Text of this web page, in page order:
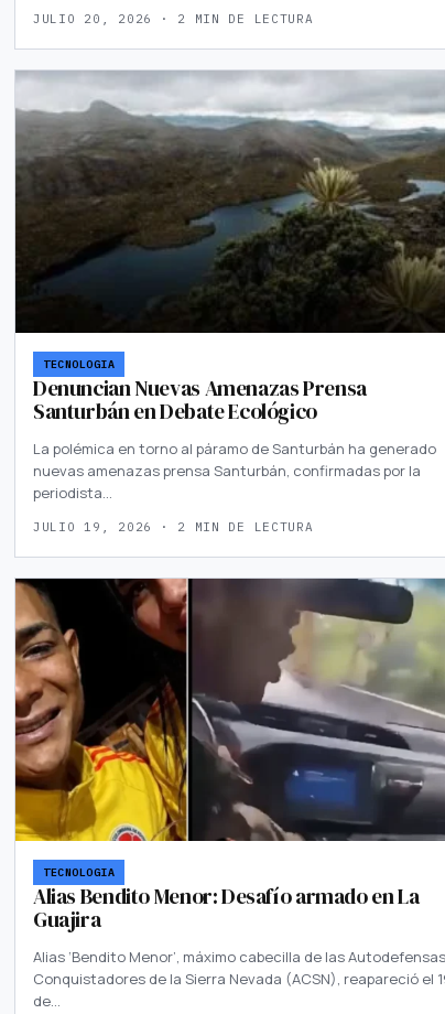
JULIO 20, 2026 · 2 MIN DE LECTURA
TECNOLOGIA
Denuncian Nuevas Amenazas Prensa
Santurbán en Debate Ecológico
La polémica en torno al páramo de Santurbán ha generado
nuevas amenazas prensa Santurbán, confirmadas por la
periodista…
JULIO 19, 2026 · 2 MIN DE LECTURA
TECNOLOGIA
Alias Bendito Menor: Desafío armado en La
Guajira
Alias ‘Bendito Menor’, máximo cabecilla de las Autodefensas
Conquistadores de la Sierra Nevada (ACSN), reapareció el
de…